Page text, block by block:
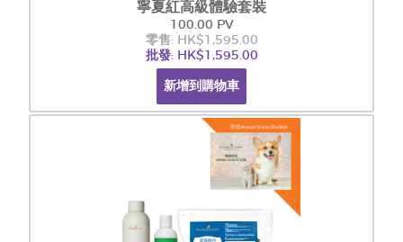
寧夏紅高級體驗套裝
100.00 PV
零售: HK$1,595.00
批發: HK$1,595.00
新增到購物車